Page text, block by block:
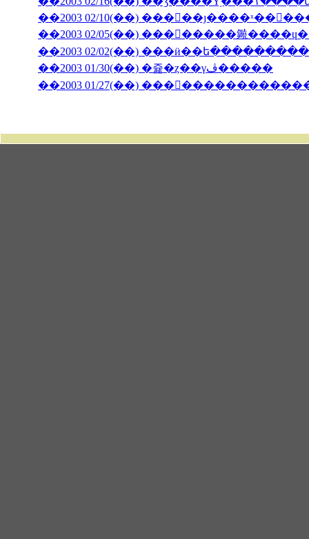
��2003 02/10(��)
��2003 02/05(��) ��������䥵
��2003 02/02(��)
��2003 01/30(��) �쥹�ȥ��γڤ�����
��2003 01/27(��)